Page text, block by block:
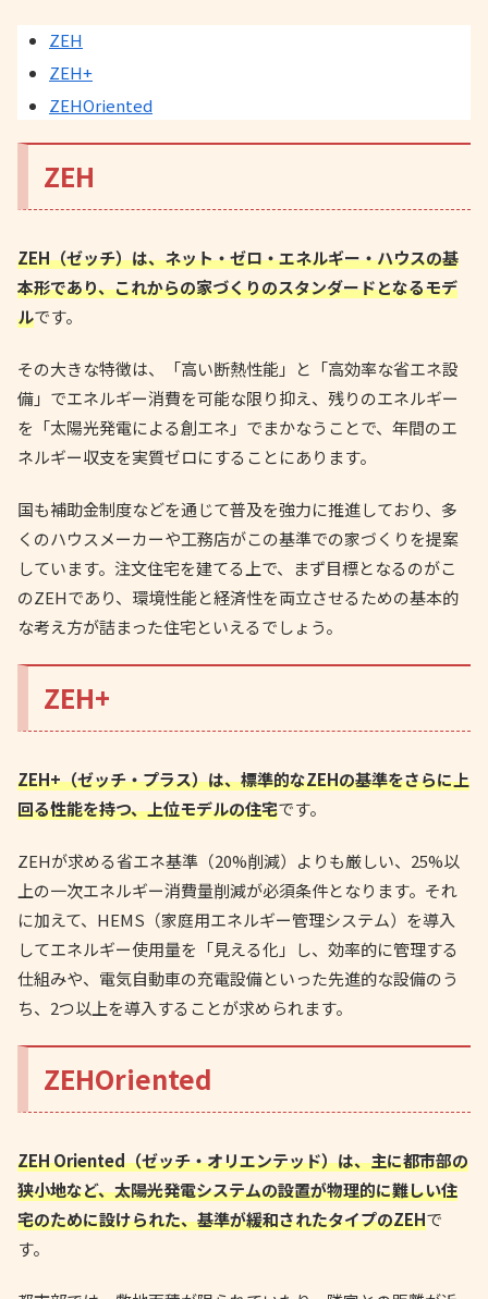
ZEH
ZEH+
ZEHOriented
ZEH
ZEH（ゼッチ）は、ネット・ゼロ・エネルギー・ハウスの基
本形であり、これからの家づくりのスタンダードとなるモデ
ルです。
その大きな特徴は、「高い断熱性能」と「高効率な省エネ設
備」でエネルギー消費を可能な限り抑え、残りのエネルギー
を「太陽光発電による創エネ」でまかなうことで、年間のエ
ネルギー収支を実質ゼロにすることにあります。
国も補助金制度などを通じて普及を強力に推進しており、多
くのハウスメーカーや工務店がこの基準での家づくりを提案
しています。注文住宅を建てる上で、まず目標となるのがこ
のZEHであり、環境性能と経済性を両立させるための基本的
な考え方が詰まった住宅といえるでしょう。
ZEH+
ZEH+（ゼッチ・プラス）は、標準的なZEHの基準をさらに上
回る性能を持つ、上位モデルの住宅です。
ZEHが求める省エネ基準（20%削減）よりも厳しい、25%以
上の一次エネルギー消費量削減が必須条件となります。それ
に加えて、HEMS（家庭用エネルギー管理システム）を導入
してエネルギー使用量を「見える化」し、効率的に管理する
仕組みや、電気自動車の充電設備といった先進的な設備のう
ち、2つ以上を導入することが求められます。
ZEHOriented
ZEH Oriented（ゼッチ・オリエンテッド）は、主に都市部の
狭小地など、太陽光発電システムの設置が物理的に難しい住
宅のために設けられた、基準が緩和されたタイプのZEHで
す。